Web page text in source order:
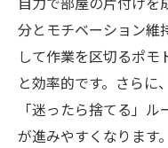
分とモチベーション維
して作業を区切るポモ
と効率的です。さらに
「迷ったら捨てる」
が進みやすくなります。